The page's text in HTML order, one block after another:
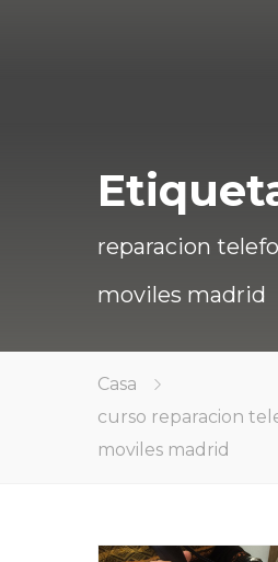
reparacion
moviles madrid
Casa
curso reparacion
moviles madrid